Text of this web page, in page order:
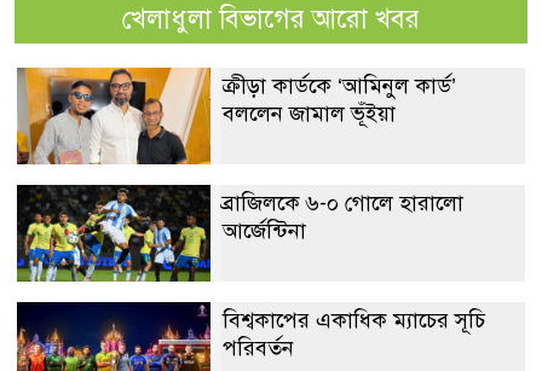
খেলাধুলা বিভাগের আরো খবর
ক্রীড়া কার্ডকে ‘আমিনুল কার্ড’
বললেন জামাল ভূঁইয়া
ব্রাজিলকে ৬-০ গোলে হারালো
আর্জেন্টিনা
বিশ্বকাপের একাধিক ম্যাচের সূচি
পরিবর্তন